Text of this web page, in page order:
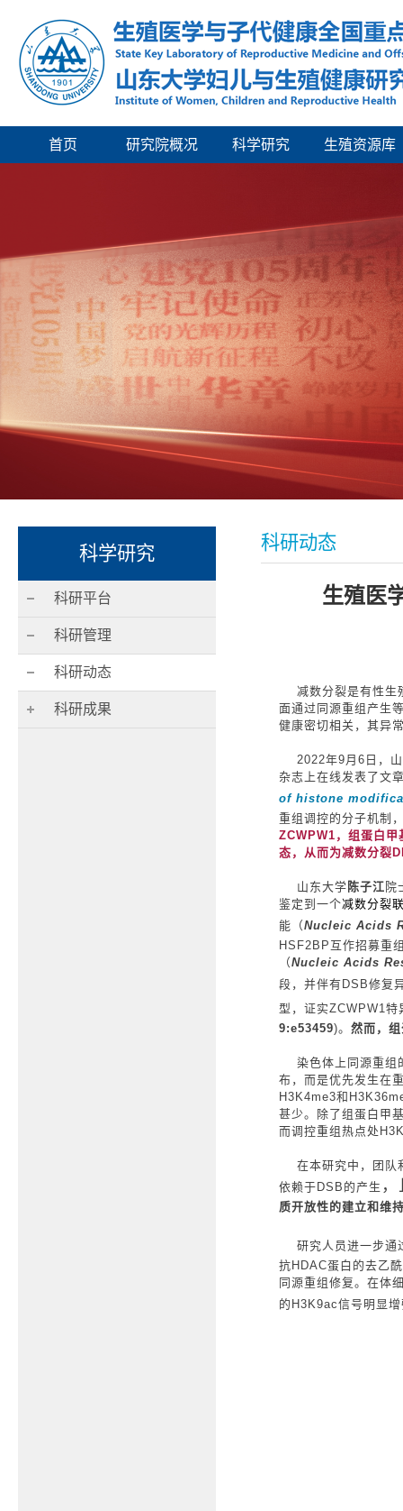
首页 研究院概况 科学研究 生殖资源库
科学研究
科研平台
科研管理
科研动态
科研成果
科研动态
生殖医
减数分裂是有性生
面通过同源重组产生
健康密切相关，其异
2022年9月 6 日，
杂志上在线发表了文
of histone
重组调控的分子机制
ZCWPW1 ，组蛋白甲
态，从而为减数分裂
山东大学 陈子江 院
鉴定到一个减数分裂
能（Nucleic Acids
HSF2BP 互作招募重
（Nucleic Acids
段，并伴有 DSB修复
型，证实ZCWPW1特
9:e53459)。 然而，
染色体上同源重组
布，而是优先发生在
H3K4me3和
甚少。除了组蛋白甲
而调控重组热点处
在本研究中，团队
依赖于 DSB 的产生 ，
质开放性的建立和维
研究人员进一步通
抗 HDAC蛋白的去乙
同源重组修复。在体
的 H3K9ac信号明显